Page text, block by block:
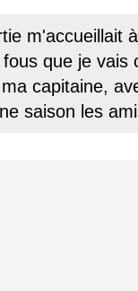
m'accueillait
que je vais
capitaine,
saison les